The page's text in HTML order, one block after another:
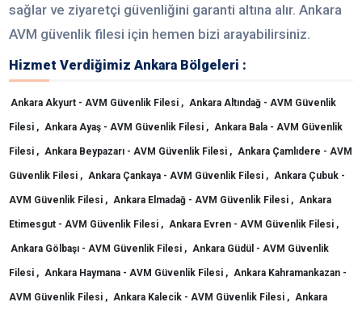
sağlar ve ziyaretçi güvenliğini garanti altına alır. Ankara
AVM güvenlik filesi için hemen bizi arayabilirsiniz.
Hizmet Verdiğimiz Ankara Bölgeleri :
Ankara Akyurt - AVM Güvenlik Filesi , Ankara Altındağ - AVM Güvenlik
Filesi , Ankara Ayaş - AVM Güvenlik Filesi , Ankara Bala - AVM Güvenlik
Filesi , Ankara Beypazarı - AVM Güvenlik Filesi , Ankara Çamlıdere - AVM
Güvenlik Filesi , Ankara Çankaya - AVM Güvenlik Filesi , Ankara Çubuk -
AVM Güvenlik Filesi , Ankara Elmadağ - AVM Güvenlik Filesi , Ankara
Etimesgut - AVM Güvenlik Filesi , Ankara Evren - AVM Güvenlik Filesi ,
Ankara Gölbaşı - AVM Güvenlik Filesi , Ankara Güdül - AVM Güvenlik
Filesi , Ankara Haymana - AVM Güvenlik Filesi , Ankara Kahramankazan -
AVM Güvenlik Filesi , Ankara Kalecik - AVM Güvenlik Filesi , Ankara